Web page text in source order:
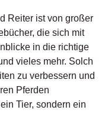
Reiter ist von großer
die sich mit
in die richtige
vieles mehr. Solch
zu verbessern und
Pferden
Tier, sondern ein